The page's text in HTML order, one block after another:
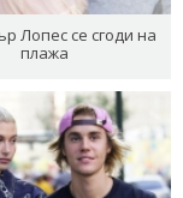
Лопес се сгоди на
плажа